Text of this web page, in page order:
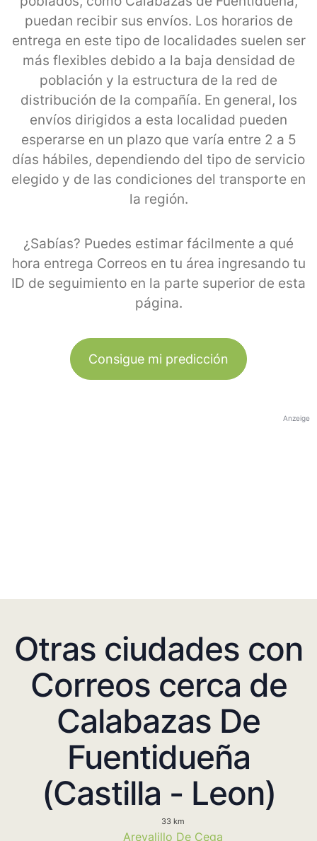
puedan recibir sus envíos. Los horarios de
entrega en este tipo de localidades suelen ser
más flexibles debido a la baja densidad de
población y la estructura de la red de
distribución de la compañía. En general, los
envíos dirigidos a esta localidad pueden
esperarse en un plazo que varía entre 2 a 5
días hábiles, dependiendo del tipo de servicio
elegido y de las condiciones del transporte en
la región.
¿Sabías? Puedes estimar fácilmente a qué
hora entrega Correos en tu área ingresando tu
ID de seguimiento en la parte superior de esta
página.
Consigue mi predicción
Anzeige
Otras ciudades con
Correos cerca de
Calabazas De
Fuentidueña
(Castilla - Leon)
33 km
Arevalillo De Cega